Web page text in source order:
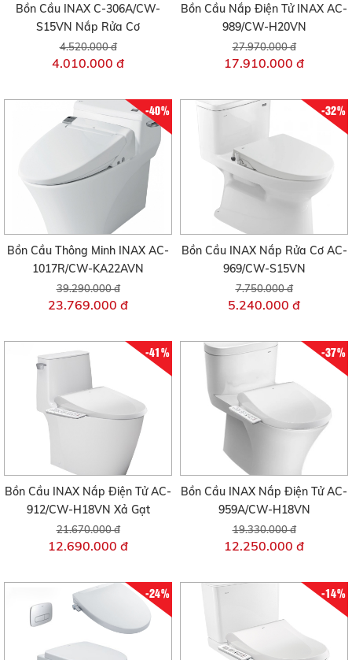
Bồn Cầu INAX C-306A/CW-
S15VN Nắp Rửa Cơ
4.520.000 đ
4.010.000 đ
Bồn Cầu Nắp Điện Tử INAX AC-
989/CW-H20VN
27.970.000 đ
17.910.000 đ
-40%
Bồn Cầu Thông Minh INAX AC-
1017R/CW-KA22AVN
39.290.000 đ
23.769.000 đ
-32%
Bồn Cầu INAX Nắp Rửa Cơ AC-
969/CW-S15VN
7.750.000 đ
5.240.000 đ
-41%
Bồn Cầu INAX Nắp Điện Tử AC-
912/CW-H18VN Xả Gạt
21.670.000 đ
12.690.000 đ
-37%
Bồn Cầu INAX Nắp Điện Tử AC-
959A/CW-H18VN
19.330.000 đ
12.250.000 đ
-24% -14%